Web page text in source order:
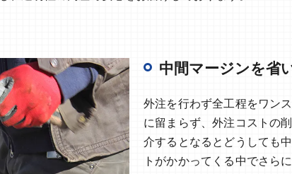
中間マージンを省
外注を行わず全工程をワン
に留まらず、外注コストの
介するとなるとどうしても
トがかかってくる中でさら